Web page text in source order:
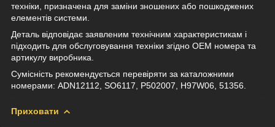
техніки, призначена для заміни зношених або пошкоджених
елементів системи.
Деталь відповідає заявленим технічним характеристикам і
підходить для обслуговування техніки згідно OEM номера та
артикулу виробника.
Сумісність рекомендується перевіряти за каталожними
номерами: ADN12112, SO6117, P502007, H97W06, 51356.
Приховати